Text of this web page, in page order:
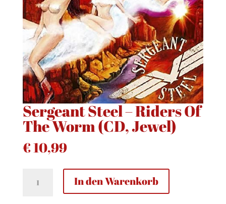
Sergeant Steel – Riders Of
The Worm (CD, Jewel)
€10,99
Steel
In den Warenkorb